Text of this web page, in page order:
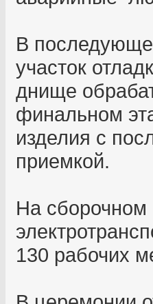
В
участок
днище
финальном
изделия с
приемкой.
На сборочном
130 рабочих